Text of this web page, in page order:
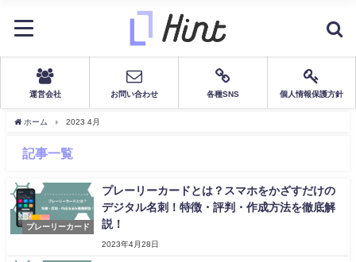
運営会社 お問い合わせ 各種SNS 個人情報保護方針
ホーム 2023 4月
記事一覧
プレーリーカード
プレーリーカードとは？スマホをかざすだけの
デジタル名刺！特徴・評判・作成方法を徹底解
説！
2023年4月28日